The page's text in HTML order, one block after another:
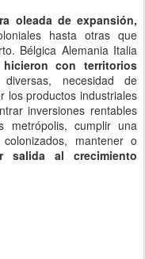
oleada de expansión,
hasta otras que
Bélgica Alemania Italia
con territorios
necesidad de
los productos industriales
inversiones rentables
metrópolis, cumplir una
mantener o
salida al crecimiento